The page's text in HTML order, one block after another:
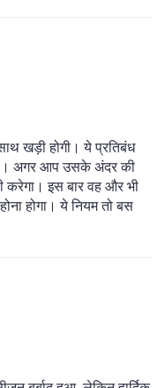
खड़ी होगी। ये प्रतिबंध
अगर आप उसके अंदर की
इस बार वह और भी
होगा। ये नियम तो बस